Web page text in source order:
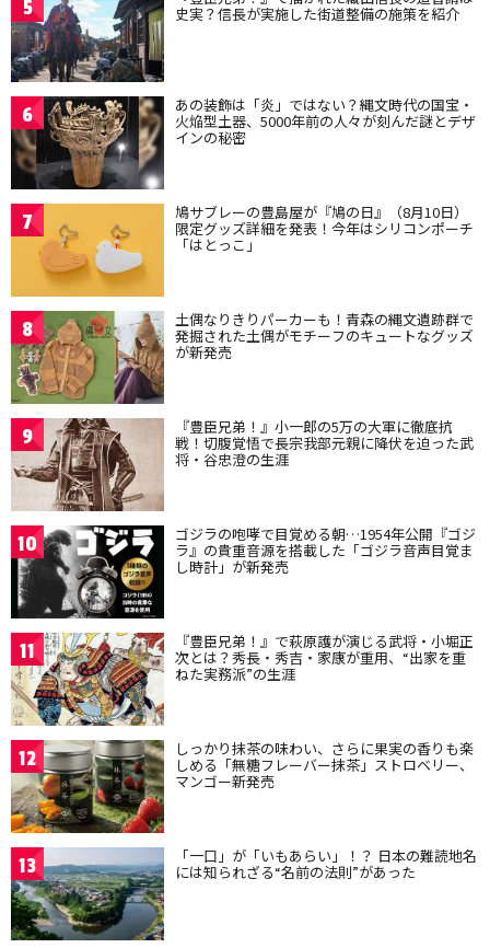
5 史実？信長が実施した街道整備の施策を紹介
6 あの装飾は「炎」ではない？縄文時代の国宝・
火焔型土器、5000年前の人々が刻んだ謎とデザ
インの秘密
7 鳩サブレーの豊島屋が『鳩の日』（8月10日）
限定グッズ詳細を発表！今年はシリコンポーチ
「はとっこ」
8 土偶なりきりパーカーも！青森の縄文遺跡群で
発掘された土偶がモチーフのキュートなグッズ
が新発売
9 『豊臣兄弟！』小一郎の5万の大軍に徹底抗
戦！切腹覚悟で長宗我部元親に降伏を迫った武
将・谷忠澄の生涯
10 ゴジラの咆哮で目覚める朝…1954年公開『ゴジ
ラ』の貴重音源を搭載した「ゴジラ音声目覚ま
し時計」が新発売
11 『豊臣兄弟！』で萩原護が演じる武将・小堀正
次とは？秀長・秀吉・家康が重用、“出家を重
ねた実務派”の生涯
12 しっかり抹茶の味わい、さらに果実の香りも楽
しめる「無糖フレーバー抹茶」ストロベリー、
マンゴー新発売
13 「一口」が「いもあらい」！？ 日本の難読地名
には知られざる“名前の法則”があった